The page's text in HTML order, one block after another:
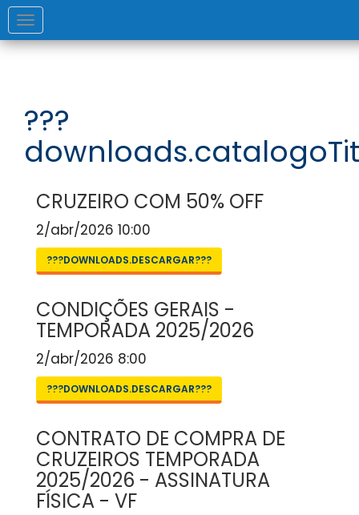
Toggle
navigation
???
CRUZEIRO COM 50% OFF
2/abr/2026 10:00
???DOWNLOADS.DESCARGAR???
CONDIÇÕES GERAIS -
TEMPORADA 2025/2026
2/abr/2026 8:00
???DOWNLOADS.DESCARGAR???
CONTRATO DE COMPRA DE
CRUZEIROS TEMPORADA
2025/2026 - ASSINATURA
FÍSICA - VF